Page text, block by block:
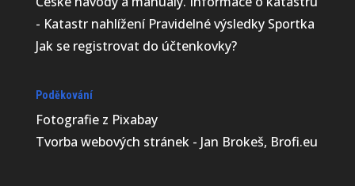
- Katastr nahlíženíPravidelné výsledky Sportka
Jak se registrovat do účtenkovky?
Poděkování
Fotografie z Pixabay
Tvorba webových stránek - Jan Brokeš, Brofi.eu